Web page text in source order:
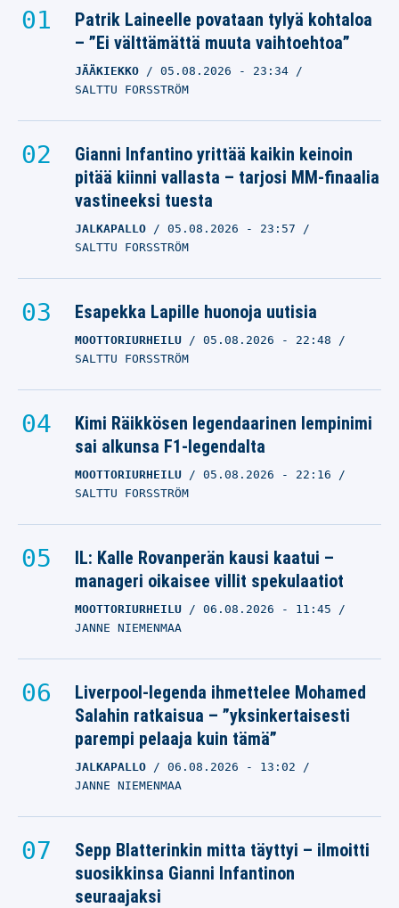
Patrik Laineelle povataan tylyä kohtaloa
– ”Ei välttämättä muuta vaihtoehtoa”
JÄÄKIEKKO 05.08.2026 - 23:34
SALTTU FORSSTRÖM
Gianni Infantino yrittää kaikin keinoin
pitää kiinni vallasta – tarjosi MM-finaalia
vastineeksi tuesta
JALKAPALLO 05.08.2026 - 23:57
SALTTU FORSSTRÖM
Esapekka Lapille huonoja uutisia
MOOTTORIURHEILU 05.08.2026 - 22:48
SALTTU FORSSTRÖM
Kimi Räikkösen legendaarinen lempinimi
sai alkunsa F1-legendalta
MOOTTORIURHEILU 05.08.2026 - 22:16
SALTTU FORSSTRÖM
IL: Kalle Rovanperän kausi kaatui –
manageri oikaisee villit spekulaatiot
MOOTTORIURHEILU 06.08.2026 - 11:45
JANNE NIEMENMAA
Liverpool-legenda ihmettelee Mohamed
Salahin ratkaisua – ”yksinkertaisesti
parempi pelaaja kuin tämä”
JALKAPALLO 06.08.2026 - 13:02
JANNE NIEMENMAA
Sepp Blatterinkin mitta täyttyi – ilmoitti
suosikkinsa Gianni Infantinon
seuraajaksi